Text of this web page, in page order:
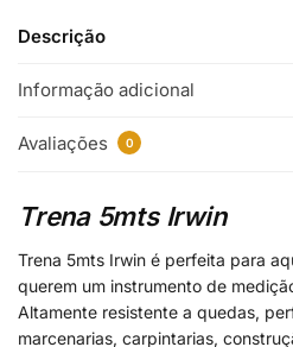
Descrição
Informação adicional
Avaliações 0
Trena 5mts Irwin
Trena 5mts Irwin é perfeita para
querem um instrumento de
Altamente resistente a quedas,
marcenarias, carpintarias,